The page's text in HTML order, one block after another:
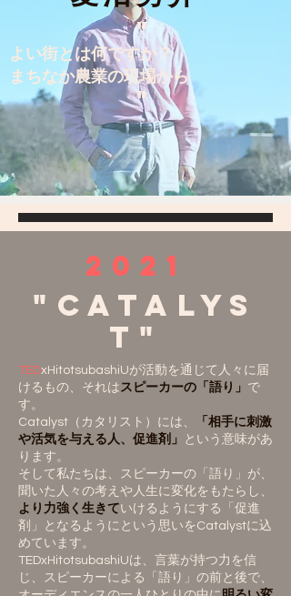
"
よい街とは何ですか？
まちなか農業の現場から
"
2021
"Catalys
t"
TEDxHitotsubashiUが活動を通じて人々に届
けるもの、それはスピーカーの「語り」 で
す。
Catalyst（カタリスト）には、
「相手に刺激
や活気を与える人、促進剤」
という意味があ
ります。
そして私たちは、スピーカーの「語り」が、
聞いた人々の考えや人生に変化をもたらし、
より力強く生きていけるようにする「促進
剤」となるようにという思いをCatalystに込
めています。
TEDxHitotsubashiUは、言葉が持つ力を信
じ、スピーカーによる「語り」の前と後で、